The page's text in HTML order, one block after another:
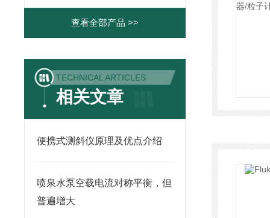
查看全部产品 >>
TECHNICAL ARTICLES
相关文章
便携式测斜仪原理及优点介绍
喷泉水泵空载电流对称平衡，但
普遍增大